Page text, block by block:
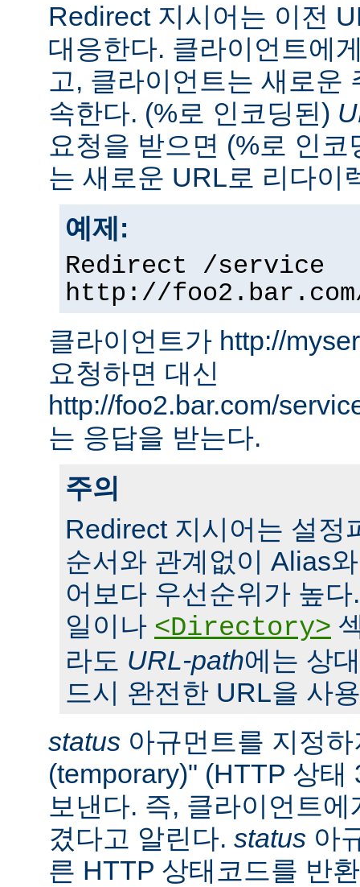
Redirect 지시어는 이전
대응한다. 클라이언트에
고, 클라이언트는 새로운
속한다. (%로 인코딩된)
요청을 받으면 (%로 인
는 새로운 URL로 리다이
예제:
Redirect /service
http://
클라이언트가 http://
요청하면 대신
http://foo2.bar.com/
는 응답을 받는다.
주의
Redirect 지시어는 설정
순서와 관계없이 Alias
어보다 우선순위가 높
일이나 <Directory>
라도 URL-path에는 상
드시 완전한 URL을 사
status 아규먼트를 지정
(temporary)" (HTTP 상태
보낸다. 즉, 클라이언트
겼다고 알린다. status 아
른 HTTP 상태코드를 반